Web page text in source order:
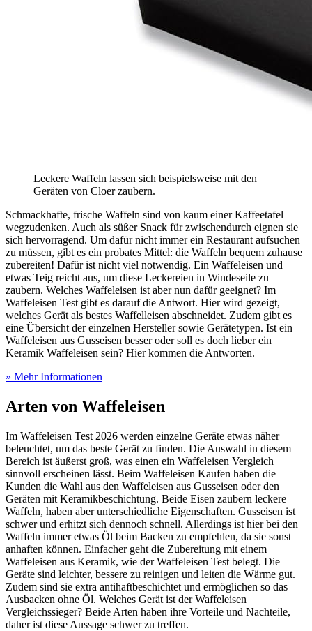
Leckere Waffeln lassen sich beispielsweise mit den
Geräten von Cloer zaubern.
Schmackhafte, frische Waffeln sind von kaum einer Kaffeetafel
wegzudenken. Auch als süßer Snack für zwischendurch eignen sie
sich hervorragend. Um dafür nicht immer ein Restaurant aufsuchen
zu müssen, gibt es ein probates Mittel: die Waffeln bequem zuhause
zubereiten! Dafür ist nicht viel notwendig. Ein Waffeleisen und
etwas Teig reicht aus, um diese Leckereien in Windeseile zu
zaubern. Welches Waffeleisen ist aber nun dafür geeignet? Im
Waffeleisen Test gibt es darauf die Antwort. Hier wird gezeigt,
welches Gerät als bestes Waffelleisen abschneidet. Zudem gibt es
eine Übersicht der einzelnen Hersteller sowie Gerätetypen. Ist ein
Waffeleisen aus Gusseisen besser oder soll es doch lieber ein
Keramik Waffeleisen sein? Hier kommen die Antworten.
» Mehr Informationen
Arten von Waffeleisen
Im Waffeleisen Test 2026 werden einzelne Geräte etwas näher
beleuchtet, um das beste Gerät zu finden. Die Auswahl in diesem
Bereich ist äußerst groß, was einen ein Waffeleisen Vergleich
sinnvoll erscheinen lässt. Beim Waffeleisen Kaufen haben die
Kunden die Wahl aus den Waffeleisen aus Gusseisen oder den
Geräten mit Keramikbeschichtung. Beide Eisen zaubern leckere
Waffeln, haben aber unterschiedliche Eigenschaften. Gusseisen ist
schwer und erhitzt sich dennoch schnell. Allerdings ist hier bei den
Waffeln immer etwas Öl beim Backen zu empfehlen, da sie sonst
anhaften können. Einfacher geht die Zubereitung mit einem
Waffeleisen aus Keramik, wie der Waffeleisen Test belegt. Die
Geräte sind leichter, bessere zu reinigen und leiten die Wärme gut.
Zudem sind sie extra antihaftbeschichtet und ermöglichen so das
Ausbacken ohne Öl. Welches Gerät ist der Waffeleisen
Vergleichssieger? Beide Arten haben ihre Vorteile und Nachteile,
daher ist diese Aussage schwer zu treffen.